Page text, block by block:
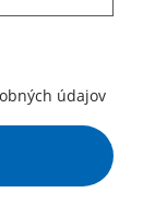
údajov